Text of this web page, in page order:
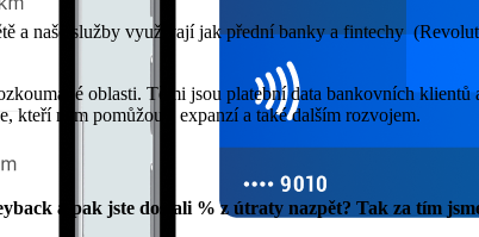
a naše služby využívají jak přední banky a fintechy
oblasti. Těmi jsou platební data bankovních klientů
kteří nám pomůžou s expanzí a také dalším rozvojem.
a pak jste dostali % z útraty nazpět? Tak za tím